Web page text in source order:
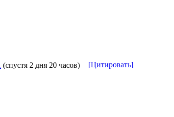
(спустя 2 дня 20 часов) [Цитировать]